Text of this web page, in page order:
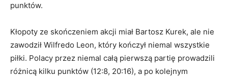
punktów.
Kłopoty ze skończeniem akcji miał Bartosz Kurek, ale nie
zawodził Wilfredo Leon, który kończył niemal wszystkie
piłki. Polacy przez niemal całą pierwszą partię prowadzili
różnicą kilku punktów (12:8, 20:16), a po kolejnym